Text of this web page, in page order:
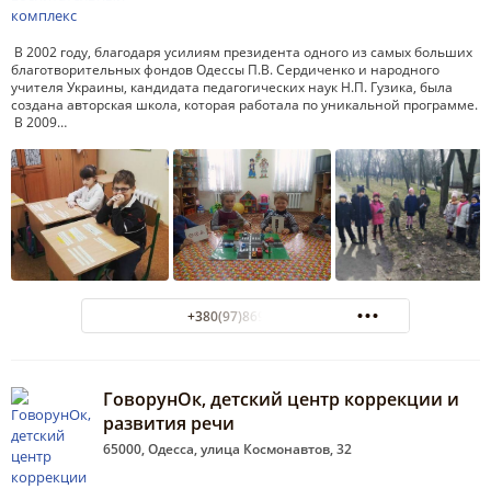
В 2002 году, благодаря усилиям президента одного из самых больших
благотворительных фондов Одессы П.В. Сердиченко и народного
учителя Украины, кандидата педагогических наук Н.П. Гузика, была
создана авторская школа, которая работала по уникальной программе.
В 2009…
+380(97)869-96-16
ГоворунОк, детский центр коррекции и
развития речи
65000, Одесса, улица Космонавтов, 32